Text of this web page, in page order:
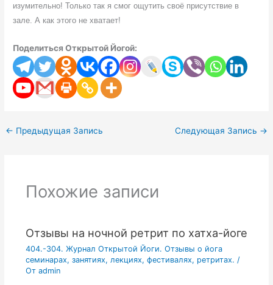
изумительно! Только так я смог ощутить своё присутствие в
зале. А как этого не хватает!
Поделиться Открытой Йогой:
← Предыдущая Запись Следующая Запись →
Похожие записи
Отзывы на ночной ретрит по хатха-йоге
404.-304. Журнал Открытой Йоги. Отзывы о йога
семинарах, занятиях, лекциях, фестивалях, ретритах. /
От admin